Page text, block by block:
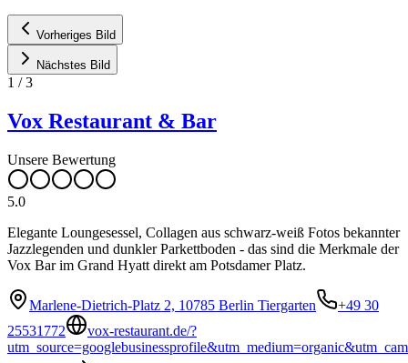
Vorheriges Bild
Nächstes Bild
1 /3
Vox Restaurant & Bar
Unsere Bewertung
5.0
Elegante Loungesessel, Collagen aus schwarz-weiß Fotos bekannter
Jazzlegenden und dunkler Parkettboden - das sind die Merkmale der
Vox Bar im Grand Hyatt direkt am Potsdamer Platz.
Marlene-Dietrich-Platz 2, 10785 Berlin Tiergarten
+49 30
25531772
vox-restaurant.de/?